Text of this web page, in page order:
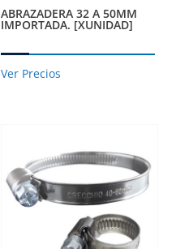
ABRAZADERA 32 A 50MM
IMPORTADA. [XUNIDAD]
Ver Precios